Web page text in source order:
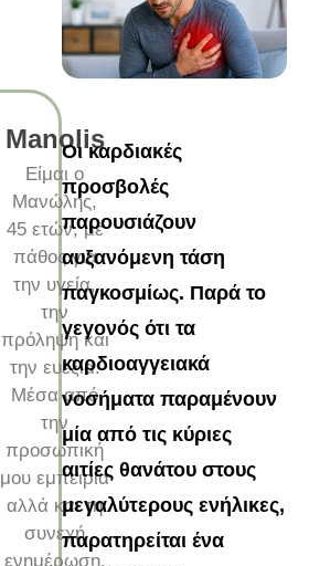
Manolis
Είμαι ο
Μανώλης,
45 ετών, με
πάθος για
την υγεία,
την
πρόληψη και
την ευεξία.
Μέσα από
την
προσωπική
μου εμπειρία
αλλά και τη
συνεχή
ενημέρωση,
Οι καρδιακές
προσβολές
παρουσιάζουν
αυξανόμενη τάση
παγκοσμίως. Παρά το
γεγονός ότι τα
καρδιοαγγειακά
νοσήματα παραμένουν
μία από τις κύριες
αιτίες θανάτου στους
μεγαλύτερους ενήλικες,
παρατηρείται ένα